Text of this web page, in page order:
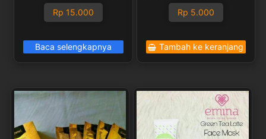
Rp 15.000
Baca selengkapnya
Rp 5.000
Tambah ke keranjang